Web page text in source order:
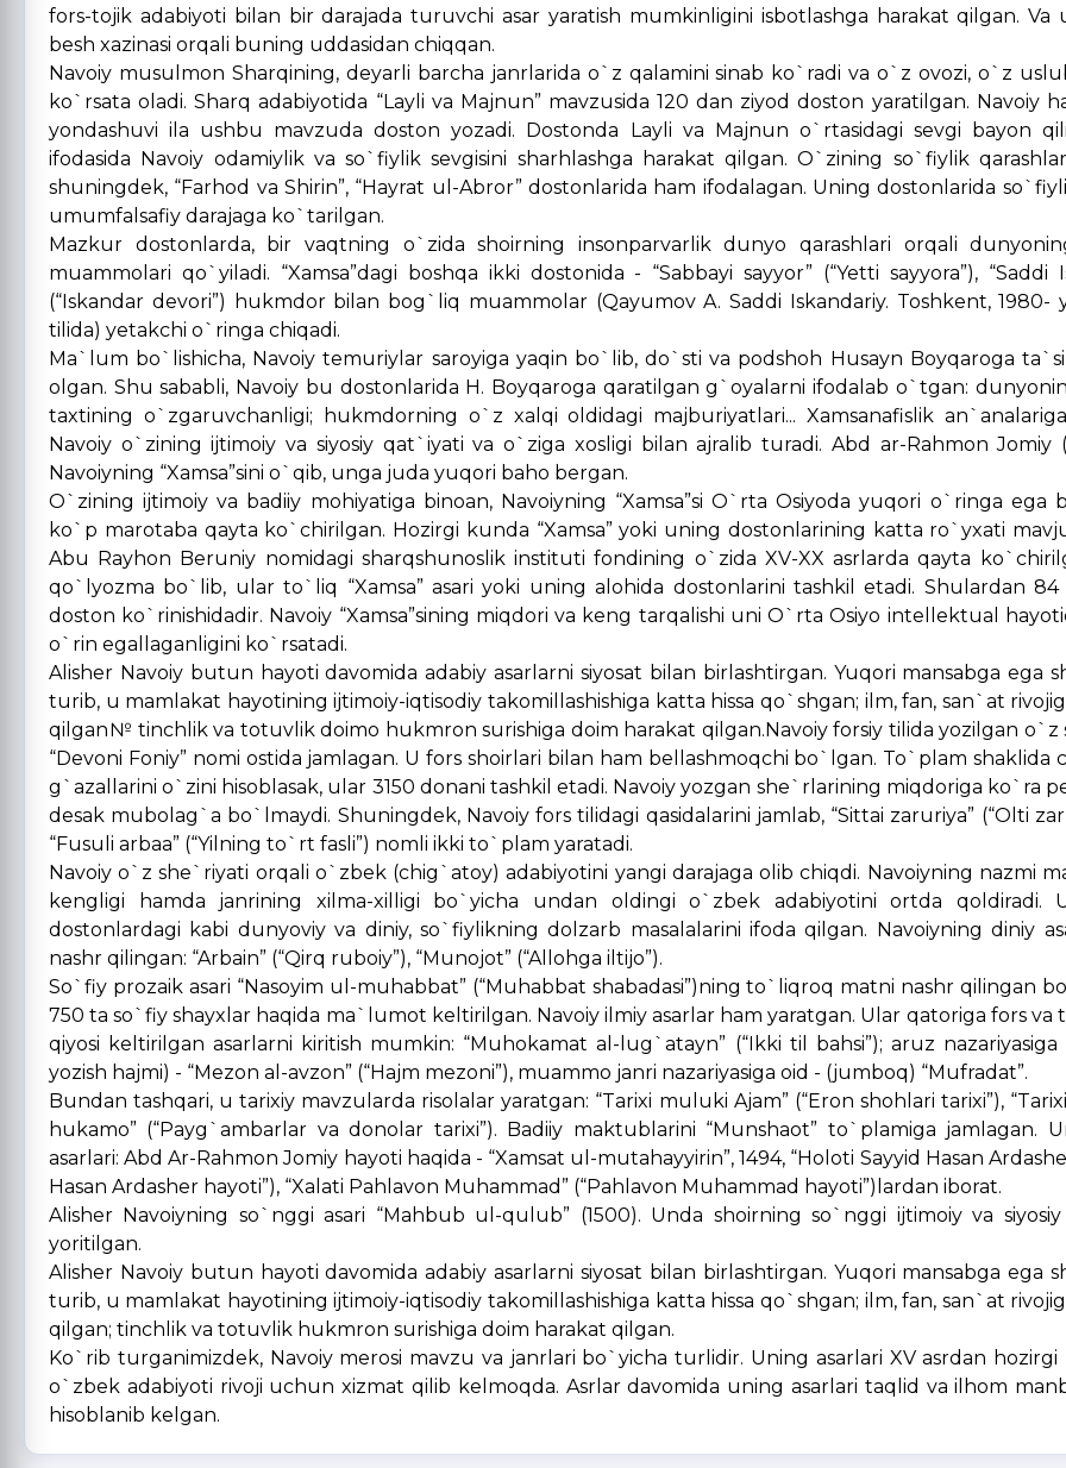
fors-tojik adabiyoti bilan bir darajada turuvchi asar yaratish mumkinligini isbotlashga harakat qilgan. Va
besh xazinasi orqali buning uddasidan chiqqan.
Navoiy musulmon Sharqining, deyarli barcha janrlarida o`z qalamini sinab ko`radi va o`z ovozi, o`z
ko`rsata oladi. Sharq adabiyotida “Layli va Majnun” mavzusida 120 dan ziyod doston yaratilgan. Navoiy
yondashuvi ila ushbu mavzuda doston yozadi. Dostonda Layli va Majnun o`rtasidagi sevgi bayon
ifodasida Navoiy odamiylik va so`fiylik sevgisini sharhlashga harakat qilgan. O`zining so`fiylik
shuningdek, “Farhod va Shirin”, “Hayrat ul-Abror” dostonlarida ham ifodalagan. Uning dostonlarida
umumfalsafiy darajaga ko`tarilgan.
Mazkur dostonlarda, bir vaqtning o`zida shoirning insonparvarlik dunyo qarashlari orqali
muammolari qo`yiladi. “Xamsa”dagi boshqa ikki dostonida - “Sabbayi sayyor” (“Yetti sayyora”), “Saddi
(“Iskandar devori”) hukmdor bilan bog`liq muammolar (Qayumov A. Saddi Iskandariy. Toshkent, 1980-
tilida) yetakchi o`ringa chiqadi.
Ma`lum bo`lishicha, Navoiy temuriylar saroyiga yaqin bo`lib, do`sti va podshoh Husayn Boyqaroga
olgan. Shu sababli, Navoiy bu dostonlarida H. Boyqaroga qaratilgan g`oyalarni ifodalab o`tgan:
taxtining o`zgaruvchanligi; hukmdorning o`z xalqi oldidagi majburiyatlari... Xamsanafislik
Navoiy o`zining ijtimoiy va siyosiy qat`iyati va o`ziga xosligi bilan ajralib turadi. Abd ar-Rahmon Jomiy
Navoiyning “Xamsa”sini o`qib, unga juda yuqori baho bergan.
O`zining ijtimoiy va badiiy mohiyatiga binoan, Navoiyning “Xamsa”si O`rta Osiyoda yuqori o`ringa ega
ko`p marotaba qayta ko`chirilgan. Hozirgi kunda “Xamsa” yoki uning dostonlarining katta ro`yxati
Abu Rayhon Beruniy nomidagi sharqshunoslik instituti fondining o`zida XV-XX asrlarda qayta
qo`lyozma bo`lib, ular to`liq “Xamsa” asari yoki uning alohida dostonlarini tashkil etadi. Shulardan
doston ko`rinishidadir. Navoiy “Xamsa”sining miqdori va keng tarqalishi uni O`rta Osiyo intellektual
o`rin egallaganligini ko`rsatadi.
Alisher Navoiy butun hayoti davomida adabiy asarlarni siyosat bilan birlashtirgan. Yuqori mansabga ega
turib, u mamlakat hayotining ijtimoiy-iqtisodiy takomillashishiga katta hissa qo`shgan; ilm, fan, san`at
qilgan№ tinchlik va totuvlik doimo hukmron surishiga doim harakat qilgan.Navoiy forsiy tilida yozilgan o`z
“Devoni Foniy” nomi ostida jamlagan. U fors shoirlari bilan ham bellashmoqchi bo`lgan. To`plam shaklida
g`azallarini o`zini hisoblasak, ular 3150 donani tashkil etadi. Navoiy yozgan she`rlarining miqdoriga ko`ra
desak mubolag`a bo`lmaydi. Shuningdek, Navoiy fors tilidagi qasidalarini jamlab, “Sittai zaruriya” (“Olti
“Fusuli arbaa” (“Yilning to`rt fasli”) nomli ikki to`plam yaratadi.
Navoiy o`z she`riyati orqali o`zbek (chig`atoy) adabiyotini yangi darajaga olib chiqdi. Navoiyning nazmi
kengligi hamda janrining xilma-xilligi bo`yicha undan oldingi o`zbek adabiyotini ortda qoldiradi.
dostonlardagi kabi dunyoviy va diniy, so`fiylikning dolzarb masalalarini ifoda qilgan. Navoiyning diniy
nashr qilingan: “Arbain” (“Qirq ruboiy”), “Munojot” (“Allohga iltijo”).
So`fiy prozaik asari “Nasoyim ul-muhabbat” (“Muhabbat shabadasi”)ning to`liqroq matni nashr qilingan
750 ta so`fiy shayxlar haqida ma`lumot keltirilgan. Navoiy ilmiy asarlar ham yaratgan. Ular qatoriga fors va
qiyosi keltirilgan asarlarni kiritish mumkin: “Muhokamat al-lug`atayn” (“Ikki til bahsi”); aruz
yozish hajmi) - “Mezon al-avzon” (“Hajm mezoni”), muammo janri nazariyasiga oid - (jumboq) “Mufradat”.
Bundan tashqari, u tarixiy mavzularda risolalar yaratgan: “Tarixi muluki Ajam” (“Eron shohlari tarixi”),
hukamo” (“Payg`ambarlar va donolar tarixi”). Badiiy maktublarini “Munshaot” to`plamiga jamlagan.
asarlari: Abd Ar-Rahmon Jomiy hayoti haqida - “Xamsat ul-mutahayyirin”, 1494, “Holoti Sayyid Hasan
Hasan Ardasher hayoti”), “Xalati Pahlavon Muhammad” (“Pahlavon Muhammad hayoti”)lardan iborat.
Alisher Navoiyning so`nggi asari “Mahbub ul-qulub” (1500). Unda shoirning so`nggi ijtimoiy va siyosiy
yoritilgan.
Alisher Navoiy butun hayoti davomida adabiy asarlarni siyosat bilan birlashtirgan. Yuqori mansabga ega
turib, u mamlakat hayotining ijtimoiy-iqtisodiy takomillashishiga katta hissa qo`shgan; ilm, fan, san`at
qilgan; tinchlik va totuvlik hukmron surishiga doim harakat qilgan.
Ko`rib turganimizdek, Navoiy merosi mavzu va janrlari bo`yicha turlidir. Uning asarlari XV asrdan
o`zbek adabiyoti rivoji uchun xizmat qilib kelmoqda. Asrlar davomida uning asarlari taqlid va ilhom
hisoblanib kelgan.